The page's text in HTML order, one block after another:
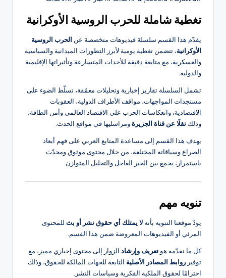
تغطية شاملة للحرب الروسية الأوكرانية
يقدّم هذا القسم سلسلة فيديوهات متخصصة عن الحرب الروسية
الأوكرانية، تتضمن تغطية يومية لأبرز التطورات الميدانية والسياسية
والعسكرية، مع متابعة دقيقة للأحداث المتسارعة وتأثيراتها الإقليمية
والدولية.
تشمل السلسلة تقارير إخبارية وتحليلات معمّقة، تسلّط الضوء على
مستجدات المواجهات، مواقف الأطراف الدولية، العقوبات
الاقتصادية، وانعكاسات الحرب على الاقتصاد العالمي وأمن الطاقة،
وذلك نقلًا عن قناة الجزيرةومراسليها في مواقع الحدث.
يهدف هذا القسم إلى مساعدة المتابع العربي على فهم أبعاد
الصراع وسياقاته المختلفة، من خلال محتوى موثوق ومحدّث
باستمرار، يجمع بين الخبر العاجل والتحليل المتوازن.
تنويه مهم
يودّ موقعنا التنويه بأنه لا يمتلك أي حقوق نشر أو بث للمحتوى
المرئي أو الفيديوهات المعروضة ضمن هذا القسم.
كل ما نقدّمه هو تعريف وإرشاد الزوار إلى محتوى إخباري مميز، مع
توفير روابط المصادر الأصلية التابعة للجهات المالكة للحقوق، وذلك
احترامًا لحقوق الملكية الفكرية وسياسات النشر.